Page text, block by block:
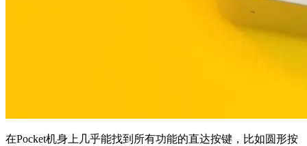
在Pocket机身上几乎能找到所有功能的直达按键，比如圆形按